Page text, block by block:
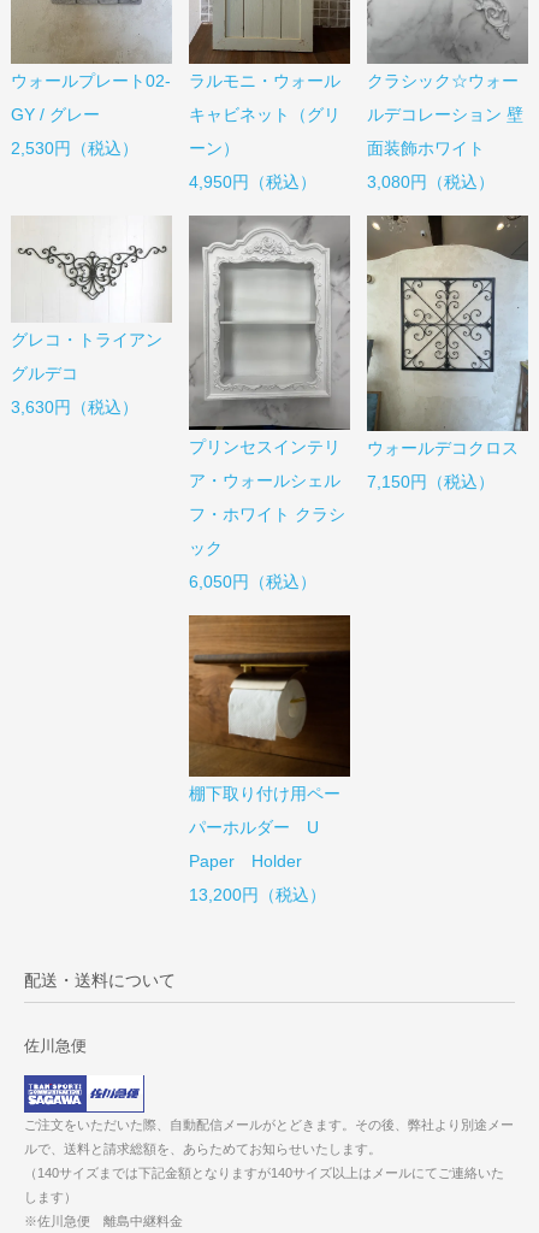
ウォールプレート02-
GY / グレー
2,530円（税込）
ラルモニ・ウォール
キャビネット（グリ
ーン）
4,950円（税込）
クラシック☆ウォー
ルデコレーション 壁
面装飾ホワイト
3,080円（税込）
グレコ・トライアン
グルデコ
3,630円（税込）
プリンセスインテリ
ア・ウォールシェル
フ・ホワイト クラシ
ック
6,050円（税込）
ウォールデコクロス
7,150円（税込）
棚下取り付け用ペー
パーホルダー U
Paper Holder
13,200円（税込）
配送・送料について
佐川急便
ご注文をいただいた際、自動配信メールがとどきます。その後、弊社より別途メー
ルで、送料と請求総額を、あらためてお知らせいたします。
（140サイズまでは下記金額となりますが140サイズ以上はメールにてご連絡いた
します）
※佐川急便 離島中継料金